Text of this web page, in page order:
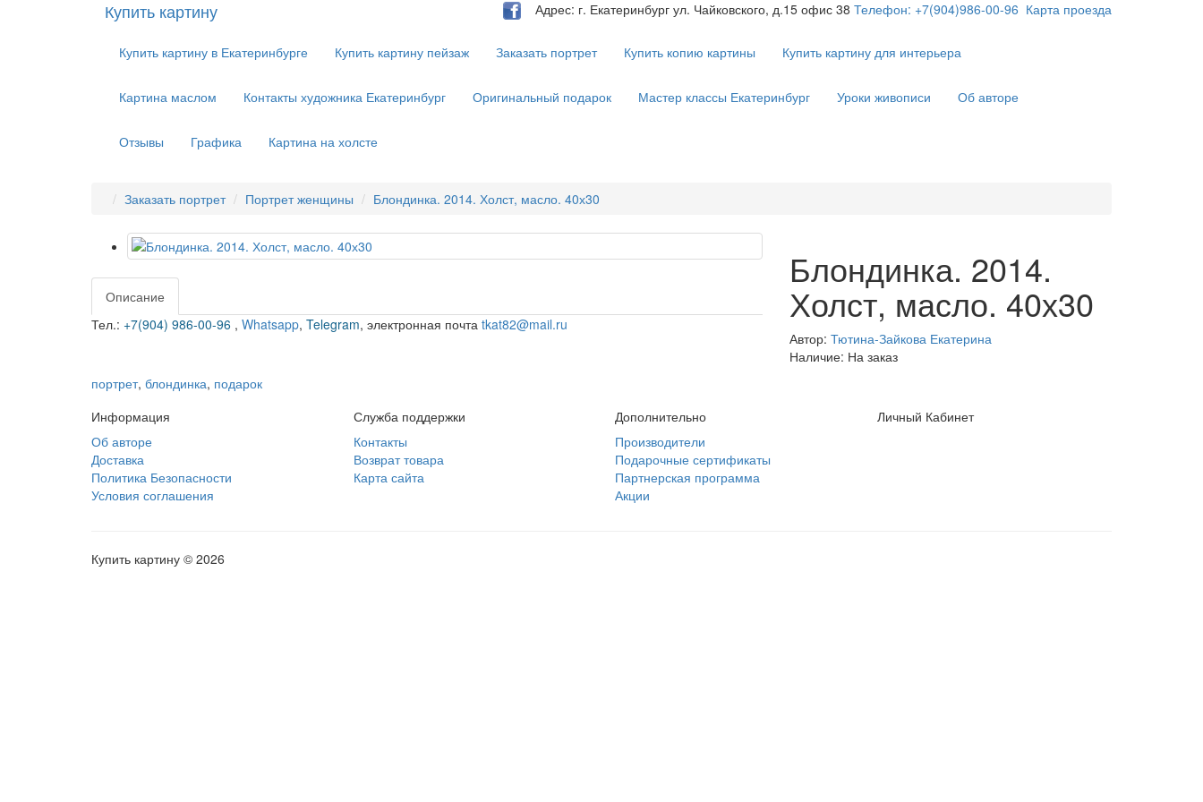
Купить картину Адрес: г. Екатеринбург ул. Чайковского, д.15 офис 38 Телефон: +7(904)986-00-96 Карта проезда
Купить картину в Екатеринбурге Купить картину пейзаж Заказать портрет Купить копию картины Купить картину для интерьера
Картина маслом Контакты художника Екатеринбург Оригинальный подарок Мастер классы Екатеринбург Уроки живописи Об авторе
Отзывы Графика Картина на холсте
Заказать портрет Портрет женщины Блондинка. 2014. Холст, масло. 40х30
Описание
Тел.: +7(904) 986-00-96 , Whatsapp, Telegram, электронная почта tkat82@mail.ru
Блондинка. 2014.
Холст, масло. 40х30
Автор: Тютина-Зайкова Екатерина
Наличие: На заказ
портрет, блондинка, подарок
Информация
Об авторе
Доставка
Политика Безопасности
Условия соглашения
Служба поддержки
Контакты
Возврат товара
Карта сайта
Дополнительно
Производители
Подарочные сертификаты
Партнерская программа
Акции
Личный Кабинет
Купить картину © 2026